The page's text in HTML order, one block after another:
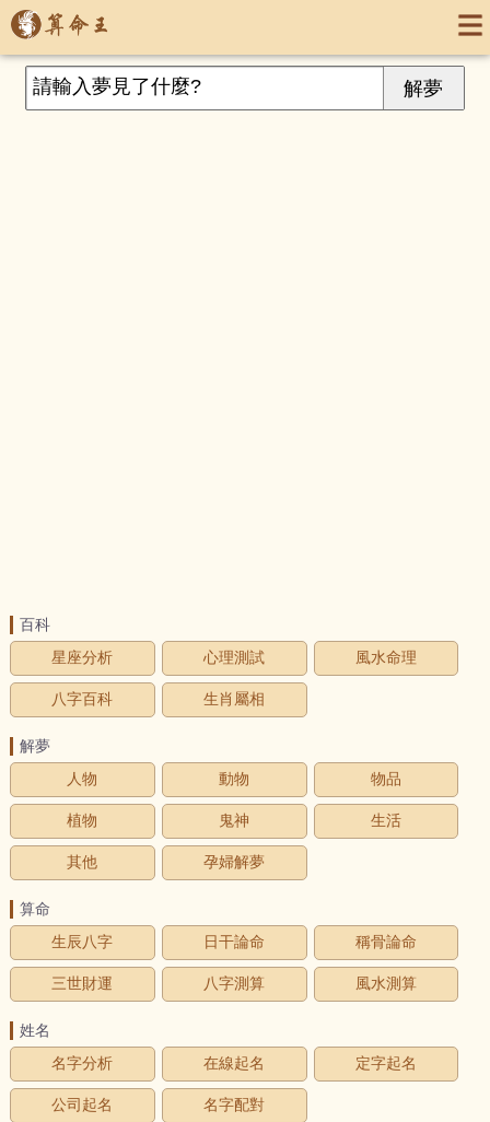
百科
星座分析
心理測試 風水命理
八字百科 生肖屬相
解夢
人物
動物 物品
植物 鬼神 生活
其他 孕婦解夢
算命
生辰八字
日干論命 稱骨論命
三世財運 八字測算 風水測算
姓名
名字分析
在線起名 定字起名
公司起名 名字配對